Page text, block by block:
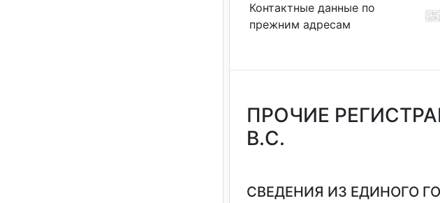
Контактные данные по
прежним адресам
ПРОЧИЕ
В.С.
СВЕДЕНИЯ ИЗ ЕДИНОГО